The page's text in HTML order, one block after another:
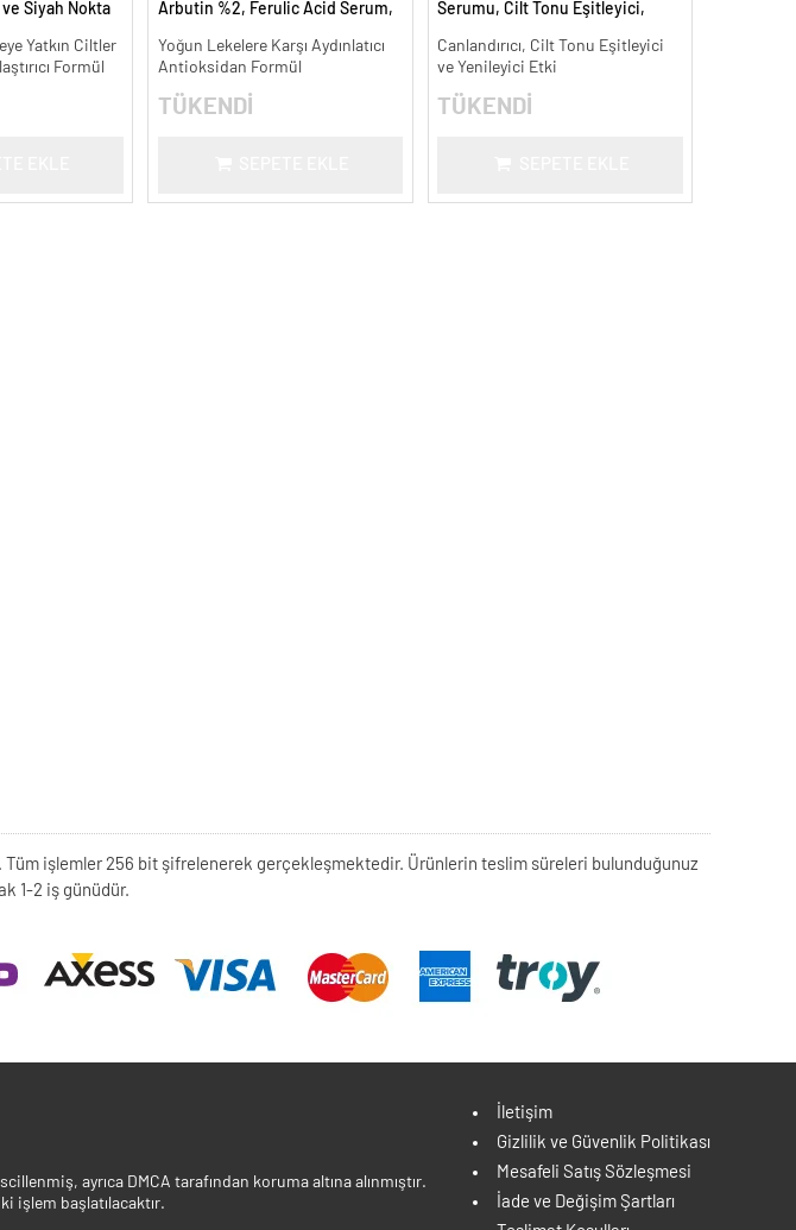
Siyah Nokta
Yatkın Ciltler
Formül
Arbutin %2, Ferulic Acid Serum,
ml.
Yoğun Lekelere Karşı Aydınlatıcı
Antioksidan Formül
TÜKENDİ
Serumu, Cilt Tonu Eşitleyici,
Canlandırıcı, Cilt Tonu Eşitleyici
ve Yenileyici Etki
TÜKENDİ
işlemler 256 bit şifrelenerek gerçekleşmektedir. Ürünlerin teslim süreleri bulunduğunuz
1-2 iş günüdür.
ayrıca DMCA tarafından koruma altına alınmıştır.
işlem başlatılacaktır.
İletişim
Gizlilik ve Güvenlik Politikası
Mesafeli Satış Sözleşmesi
İade ve Değişim Şartları